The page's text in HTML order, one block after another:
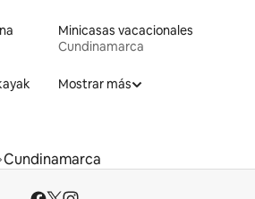
Minicasas vacacionales
Cundinamarca
Mostrar más
Cundinamarca